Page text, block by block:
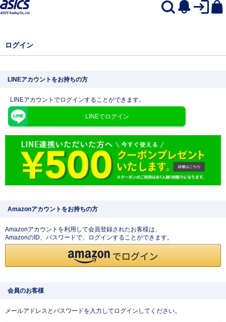
ログイン
LINEアカウントをお持ちの方
LINEアカウントでログインすることができます。
LINEでログイン
Amazonアカウントをお持ちの方
Amazonアカウントを利用して会員登録されたお客様は、
AmazonのID、パスワードで、ログインすることができます。
会員のお客様
メールアドレスとパスワードを入力してログインしてください。